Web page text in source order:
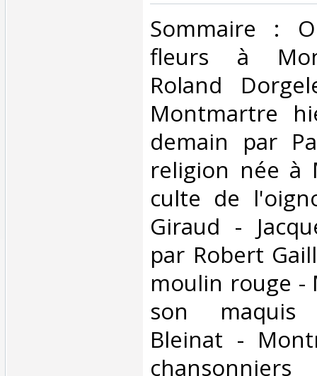
‎Sommaire :
fleurs à
Roland
Montmartre
demain par
religion née à
culte de
Giraud -
par Robert
moulin rouge
son
Bleinat -